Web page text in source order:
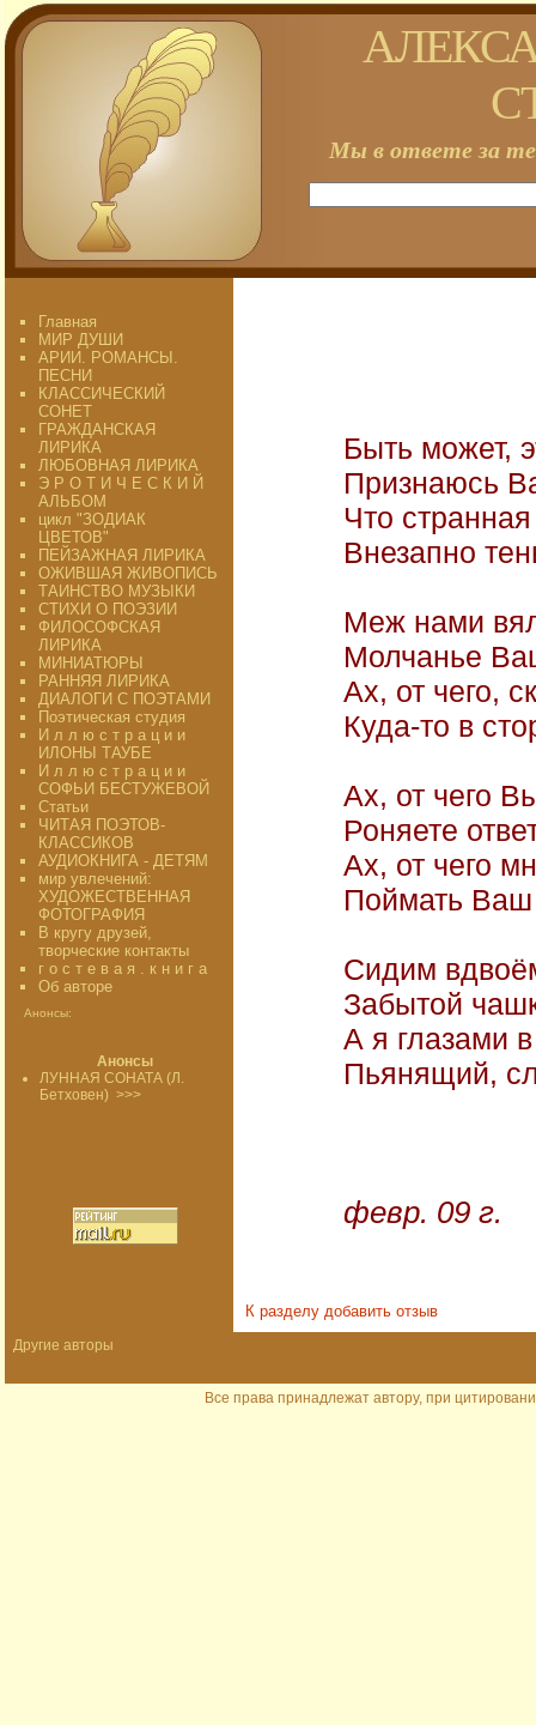
Мы в ответе за
Главная
МИР ДУШИ
АРИИ. РОМАНСЫ.
ПЕСНИ
КЛАССИЧЕСКИЙ
СОНЕТ
ГРАЖДАНСКАЯ
ЛИРИКА
ЛЮБОВНАЯ ЛИРИКА
Э Р О Т И Ч Е С К И Й
АЛЬБОМ
цикл "ЗОДИАК
ЦВЕТОВ"
ПЕЙЗАЖНАЯ ЛИРИКА
ОЖИВШАЯ ЖИВОПИСЬ
ТАИНСТВО МУЗЫКИ
СТИХИ О ПОЭЗИИ
ФИЛОСОФСКАЯ
ЛИРИКА
МИНИАТЮРЫ
РАННЯЯ ЛИРИКА
ДИАЛОГИ С ПОЭТАМИ
Поэтическая студия
И л л ю с т р а ц и и
ИЛОНЫ ТАУБЕ
И л л ю с т р а ц и и
СОФЬИ БЕСТУЖЕВОЙ
Статьи
ЧИТАЯ ПОЭТОВ-
КЛАССИКОВ
АУДИОКНИГА - ДЕТЯМ
мир увлечений:
ХУДОЖЕСТВЕННАЯ
ФОТОГРАФИЯ
В кругу друзей,
творческие контакты
г о с т е в а я . к н и г а
Об авторе
Анонсы:
Анонсы
ЛУННАЯ СОНАТА (Л.
Бетховен) >>>
Быть может,
Признаюсь
Что
Внезапно
Меж нами
Молчанье
Ах, от чего,
Куда-то в
Ах, от чего
Роняете
Ах, от чего
Поймать Ваш
Сидим
Забытой
А я глазами
Пьянящий,
февр. 09 г.
К разделу добавить отзыв
Другие авторы
Все права принадлежат автору, при